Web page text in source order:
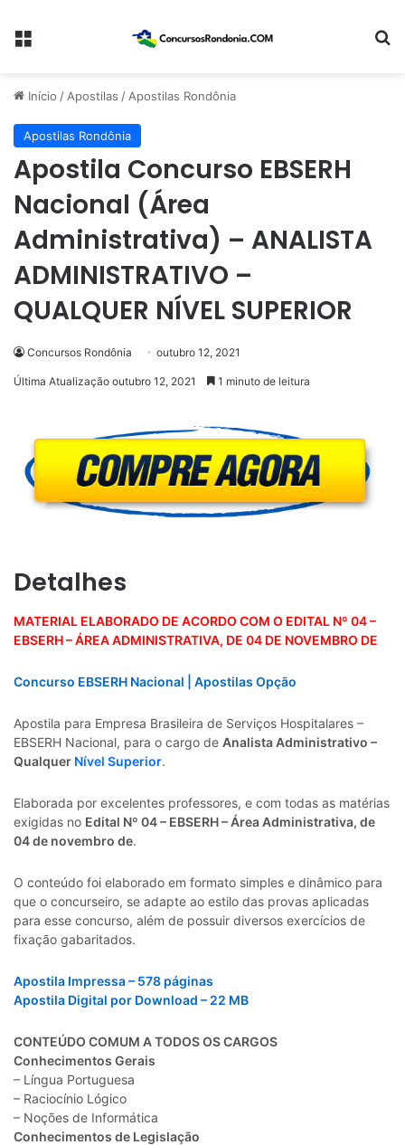
Menu
Início /Apostilas /Apostilas Rondônia
Apostilas Rondônia
Apostila Concurso EBSERH
Nacional (Área
Administrativa) – ANALISTA
ADMINISTRATIVO –
QUALQUER NÍVEL SUPERIOR
Concursos Rondônia outubro 12, 2021
Última Atualização outubro 12, 2021 1 minuto de leitura
Detalhes
MATERIAL ELABORADO DE ACORDO COM O EDITAL Nº 04 –
EBSERH – ÁREA ADMINISTRATIVA, DE 04 DE NOVEMBRO DE
Concurso EBSERH Nacional | Apostilas Opção
Apostila para Empresa Brasileira de Serviços Hospitalares –
EBSERH Nacional, para o cargo de Analista Administrativo –
Qualquer Nível Superior.
Elaborada por excelentes professores, e com todas as matérias
exigidas no Edital Nº 04 – EBSERH – Área Administrativa, de
04 de novembro de.
O conteúdo foi elaborado em formato simples e dinâmico para
que o concurseiro, se adapte ao estilo das provas aplicadas
para esse concurso, além de possuir diversos exercícios de
fixação gabaritados.
Apostila Impressa – 578 páginas
Apostila Digital por Download – 22 MB
CONTEÚDO COMUM A TODOS OS CARGOS
Conhecimentos Gerais
– Língua Portuguesa
– Raciocínio Lógico
– Noções de Informática
Conhecimentos de Legislação